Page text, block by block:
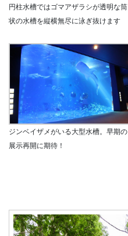
円柱水槽ではゴマアザラシが透明な筒
状の水槽を縦横無尽に泳ぎ抜けます
ジンベイザメがいる大型水槽。早期の
展示再開に期待！